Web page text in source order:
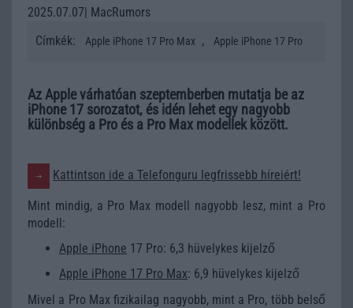
2025.07.07| MacRumors
Címkék:
Apple iPhone 17 Pro Max , Apple iPhone 17 Pro
Az Apple várhatóan szeptemberben mutatja be az
iPhone 17 sorozatot, és idén lehet egy nagyobb
különbség a Pro és a Pro Max modellek között.
Kattintson ide a Telefonguru legfrissebb híreiért!
Mint mindig, a Pro Max modell nagyobb lesz, mint a Pro
modell:
Apple iPhone 17 Pro: 6,3 hüvelykes kijelző
Apple iPhone 17 Pro Max: 6,9 hüvelykes kijelző
Mivel a Pro Max fizikailag nagyobb, mint a Pro, több belső